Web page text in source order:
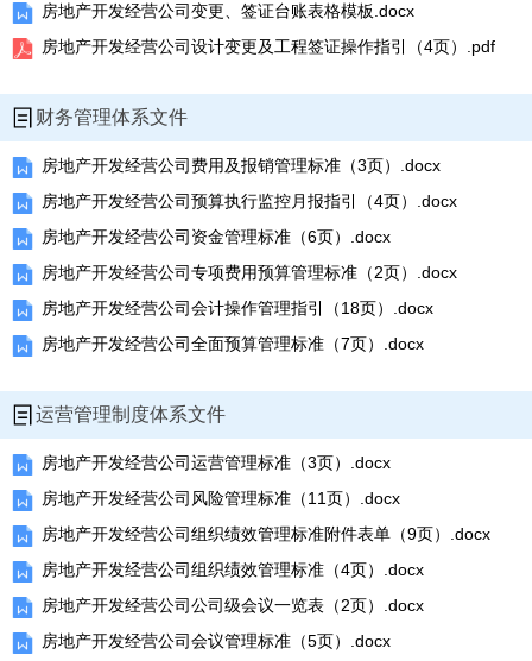
房地产开发经营公司变更、签证台账表格模板.docx
房地产开发经营公司设计变更及工程签证操作指引（4页）.pdf
财务管理体系文件
房地产开发经营公司费用及报销管理标准（3页）.docx
房地产开发经营公司预算执行监控月报指引（4页）.docx
房地产开发经营公司资金管理标准（6页）.docx
房地产开发经营公司专项费用预算管理标准（2页）.docx
房地产开发经营公司会计操作管理指引（18页）.docx
房地产开发经营公司全面预算管理标准（7页）.docx
运营管理制度体系文件
房地产开发经营公司运营管理标准（3页）.docx
房地产开发经营公司风险管理标准（11页）.docx
房地产开发经营公司组织绩效管理标准附件表单（9页）.docx
房地产开发经营公司组织绩效管理标准（4页）.docx
房地产开发经营公司公司级会议一览表（2页）.docx
房地产开发经营公司会议管理标准（5页）.docx